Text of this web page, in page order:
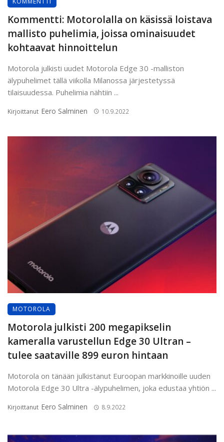
Kommentti: Motorolalla on käsissä loistava
mallisto puhelimia, joissa ominaisuudet
kohtaavat hinnoittelun
Motorola julkisti uudet Motorola Edge 30 -malliston
älypuhelimet tällä viikolla Milanossa järjestetyssä
tilaisuudessa. Puhelimia nähtiin ...
Kirjoittanut Eero Salminen 10.9.2022
MOTOROLA
Motorola julkisti 200 megapikselin
kameralla varustellun Edge 30 Ultran –
tulee saataville 899 euron hintaan
Motorola on tänään julkistanut Euroopan markkinoille uuden
Motorola Edge 30 Ultra -älypuhelimen, joka edustaa yhtiön ...
Kirjoittanut Eero Salminen 8.9.2022